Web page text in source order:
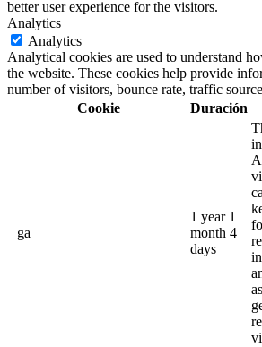
better user experience for the visitors.
Analytics
Analytics
Analytical cookies are used to understand
the website. These cookies help provide
number of visitors, bounce rate, traffic
Cookie
Duración
_ga
1 year 1
month 4
days